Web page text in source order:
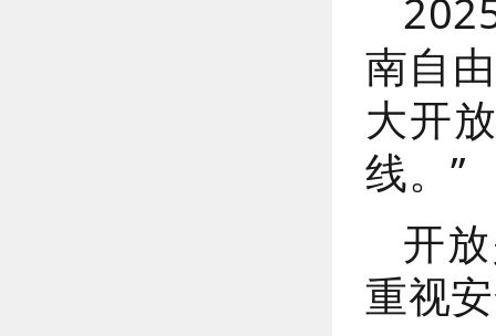
南自
大开
线。”
开
重视